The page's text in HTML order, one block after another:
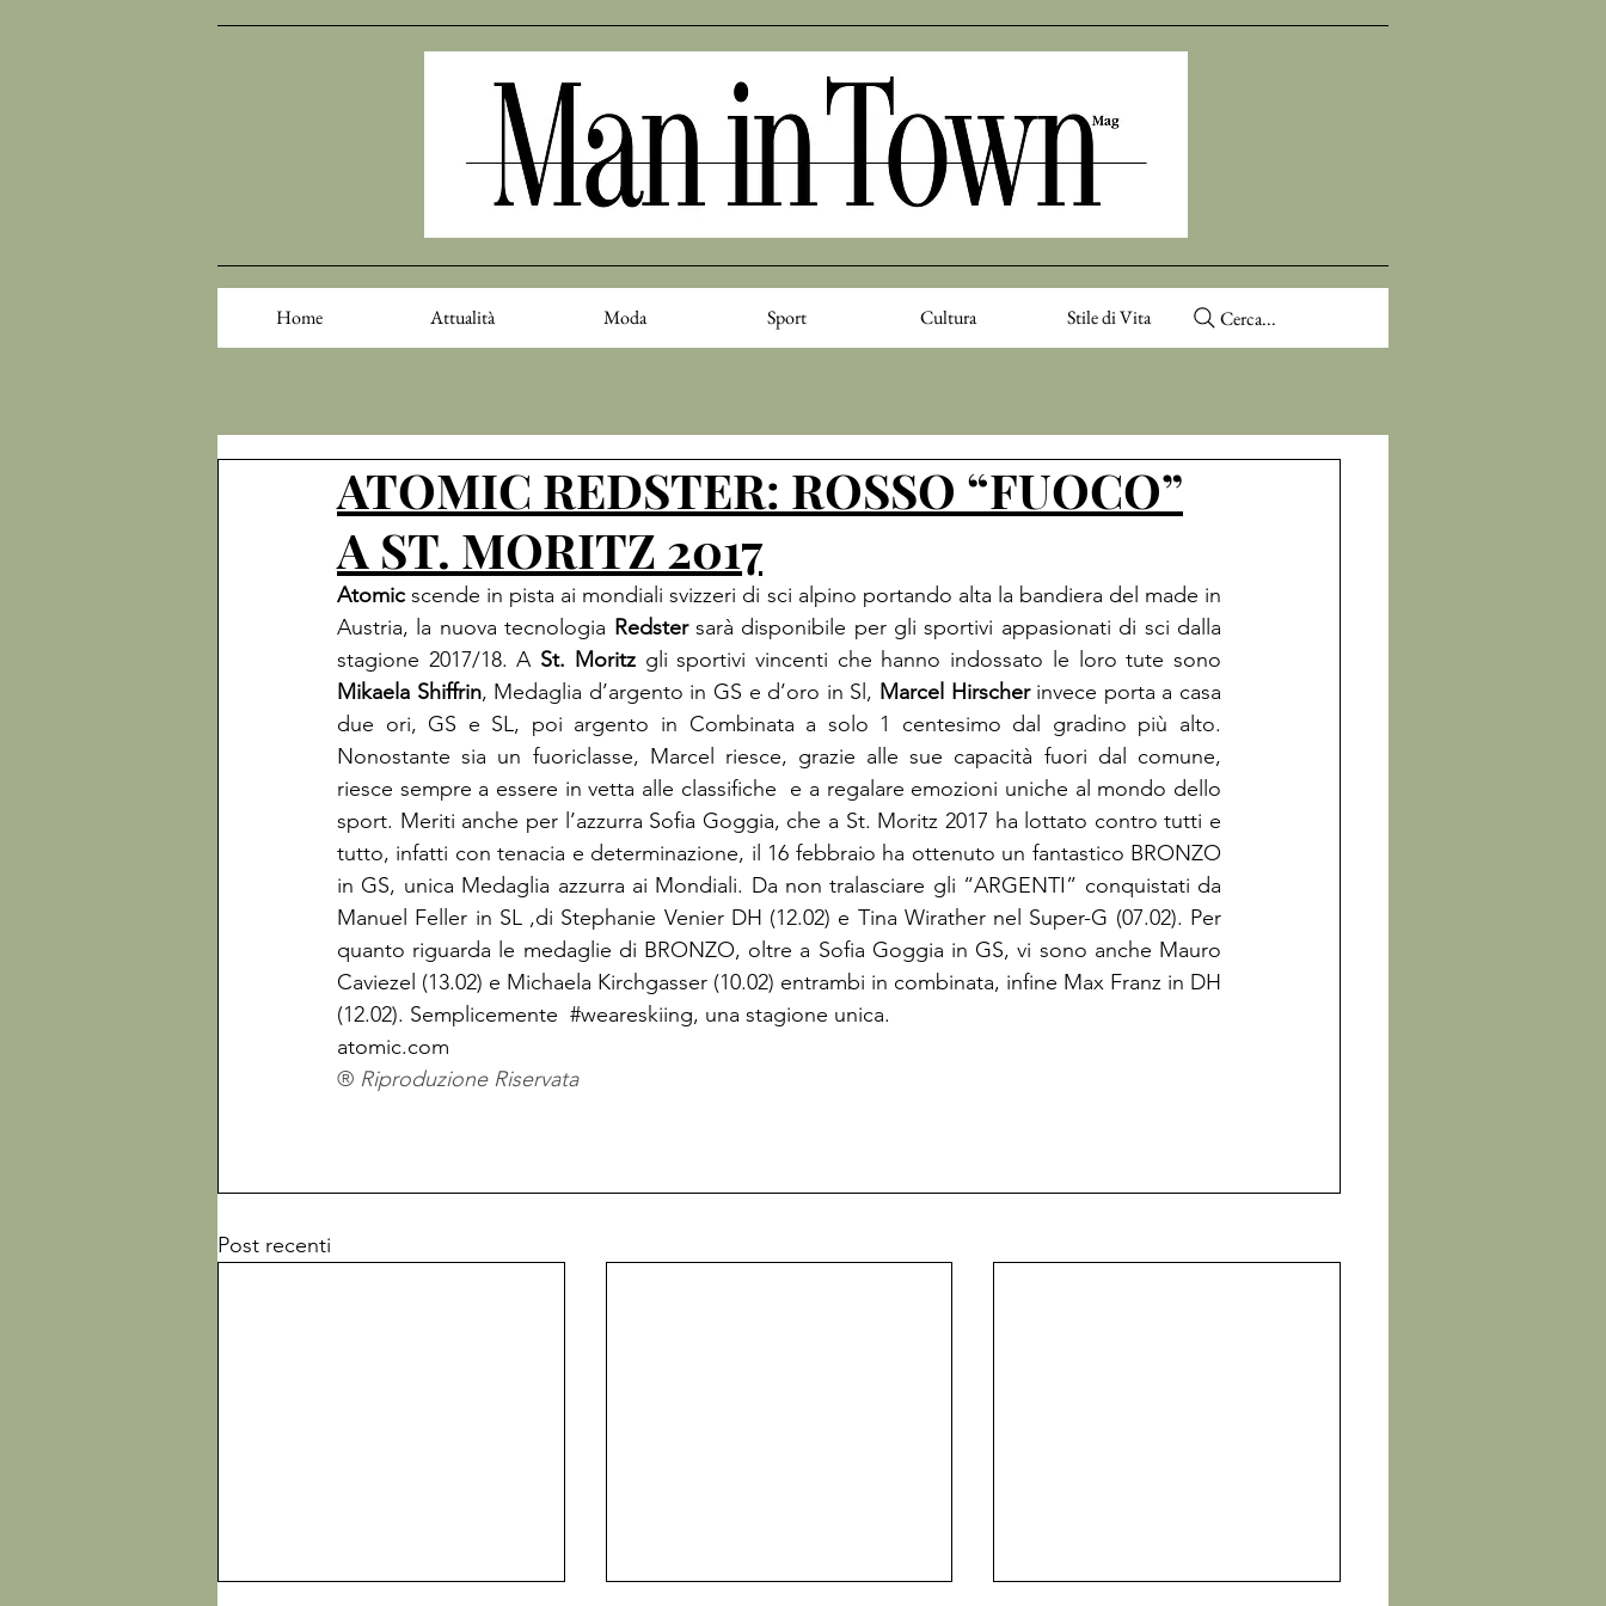
Home Attualità Moda Sport Cultura Stile di Vita Cerca...
ATOMIC REDSTER: ROSSO “FUOCO”
A ST. MORITZ 2017
Atomic scende in pista ai mondiali svizzeri di sci alpino portando alta la bandiera del made in
Austria, la nuova tecnologia Redster sarà disponibile per gli sportivi appasionati di sci dalla
stagione 2017/18. A St. Moritz
Mikaela Shiffrin, Medaglia d’argento in GS e d’oro in Sl, Marcel Hirscher invece porta a casa
due ori, GS e SL, poi argento in Combinata a solo 1 centesimo dal gradino più alto.
Nonostante sia un fuoriclasse, Marcel riesce, grazie alle sue capacità fuori dal comune,
riesce sempre a essere in vetta alle classifiche  e a regalare emozioni uniche al mondo dello
sport. Meriti anche per l’azzurra Sofia Goggia, che a St. Moritz 2017 ha lottato contro tutti e
tutto, infatti con tenacia e determinazione, il 16 febbraio ha ottenuto un fantastico BRONZO
in GS, unica Medaglia azzurra ai Mondiali. Da non tralasciare gli “ARGENTI” conquistati da
Manuel Feller in SL ,di Stephanie Venier DH (12.02) e Tina Wirather nel Super-G (07.02). Per
quanto riguarda le medaglie di BRONZO, oltre a Sofia Goggia in GS, vi sono anche Mauro
Caviezel (13.02) e Michaela Kirchgasser (10.02) entrambi in combinata, infine Max Franz in DH
(12.02). Semplicemente #weareskiing, una stagione unica.
®
Post recenti